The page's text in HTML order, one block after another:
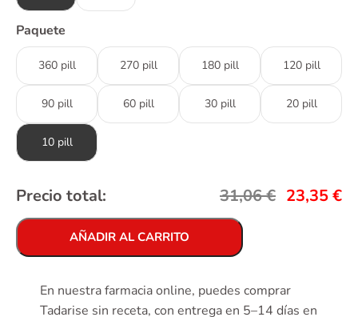
Paquete
360 pill 270 pill 180 pill 120 pill
90 pill 60 pill 30 pill 20 pill
10 pill
Precio total: 31,06€ 23,35€
AÑADIR AL CARRITO
En nuestra farmacia online, puedes comprar
Tadarise sin receta, con entrega en 5–14 días en